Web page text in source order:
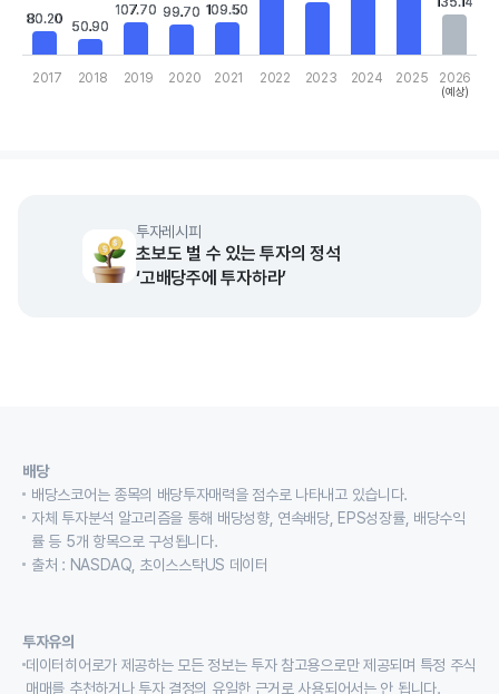
80.20
80.20 50.90
50.90
107.70
107.70 99.70
99.70 109.50
109.50
2017 2018 2019 2020 2021 2022 2023 2024 2025 2026
(예상)
투자레시피
초보도 벌 수 있는 투자의 정석
‘고배당주에 투자하라’
배당
배당스코어는 종목의 배당투자매력을 점수로 나타내고 있습니다.
자체 투자분석 알고리즘을 통해 배당성향, 연속배당, EPS성장률, 배당수익
률 등 5개 항목으로 구성됩니다.
출처 : NASDAQ, 초이스스탁US 데이터
투자유의
데이터히어로가 제공하는 모든 정보는 투자 참고용으로만 제공되며 특정 주식
매매를 추천하거나 투자 결정의 유일한 근거로 사용되어서는 안 됩니다.